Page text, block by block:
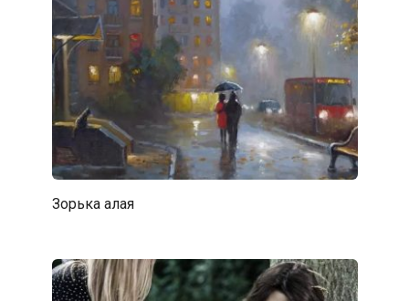
Зорька алая